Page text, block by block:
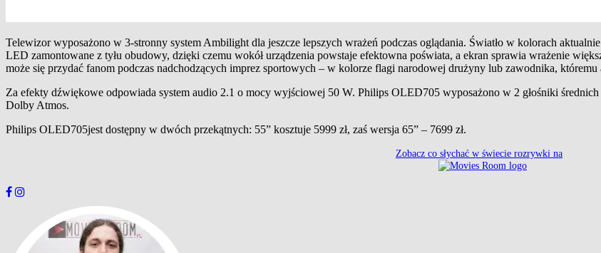
Telewizor wyposażono w 3-stronny system Ambilight dla jeszcze lepszych wrażeń podczas oglądania. Światło w kolorach
LED zamontowane z tyłu obudowy, dzięki czemu wokół urządzenia powstaje efektowna poświata, a ekran sprawia wrażenie
może się przydać fanom podczas nadchodzących imprez sportowych – w kolorze flagi narodowej drużyny lub zawodnika,
Za efekty dźwiękowe odpowiada system audio 2.1 o mocy wyjściowej 50 W. Philips OLED705 wyposażono w 2 głośniki
Dolby Atmos.
Philips OLED705jest dostępny w dwóch przekątnych: 55” kosztuje 5999 zł, zaś wersja 65” – 7699 zł.
Zobacz co słychać w świecie rozrywki na